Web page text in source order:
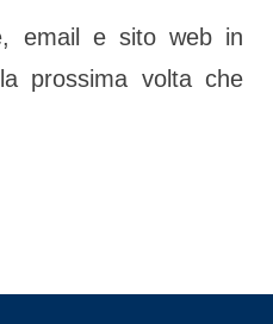
email e sito web in
prossima volta che